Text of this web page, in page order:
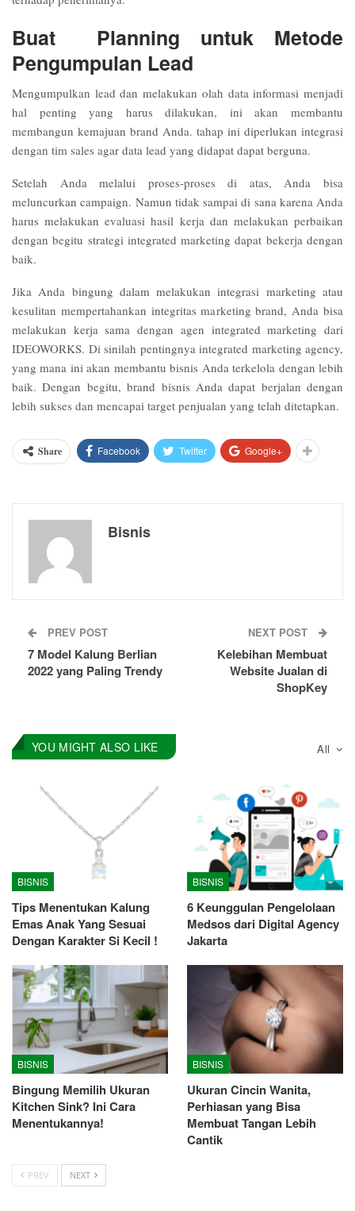
Buat Planning untuk Metode
Pengumpulan Lead
Mengumpulkan lead dan melakukan olah data informasi menjadi
hal penting yang harus dilakukan, ini akan membantu
membangun kemajuan brand Anda. tahap ini diperlukan integrasi
dengan tim sales agar data lead yang didapat dapat berguna.
Setelah Anda melalui proses-proses di atas, Anda bisa
meluncurkan campaign. Namun tidak sampai di sana karena Anda
harus melakukan evaluasi hasil kerja dan melakukan perbaikan
dengan begitu strategi integrated marketing dapat bekerja dengan
baik.
Jika Anda bingung dalam melakukan integrasi marketing atau
kesulitan mempertahankan integritas marketing brand, Anda bisa
melakukan kerja sama dengan agen integrated marketing dari
IDEOWORKS. Di sinilah pentingnya integrated marketing agency,
yang mana ini akan membantu bisnis Anda terkelola dengan lebih
baik. Dengan begitu, brand bisnis Anda dapat berjalan dengan
lebih sukses dan mencapai target penjualan yang telah ditetapkan.
Share Facebook Twitter Google+
Bisnis
PREV POST
7 Model Kalung Berlian
2022 yang Paling Trendy
NEXT POST
Kelebihan Membuat
Website Jualan di
ShopKey
All
YOU MIGHT ALSO LIKE
BISNIS
Tips Menentukan Kalung
Emas Anak Yang Sesuai
Dengan Karakter Si Kecil !
BISNIS
6 Keunggulan Pengelolaan
Medsos dari Digital Agency
Jakarta
BISNIS
Bingung Memilih Ukuran
Kitchen Sink? Ini Cara
Menentukannya!
BISNIS
Ukuran Cincin Wanita,
Perhiasan yang Bisa
Membuat Tangan Lebih
Cantik
PREV NEXT